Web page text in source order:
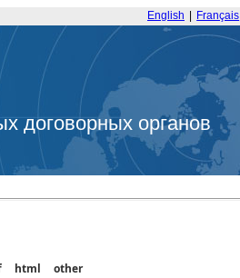
English Français
договорных органов
html
other